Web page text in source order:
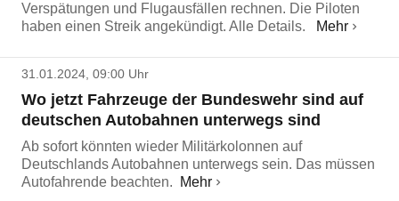
Verspätungen und Flugausfällen rechnen. Die Piloten
haben einen Streik angekündigt. Alle Details.
Mehr
31.01.2024, 09:00 Uhr
Wo jetzt Fahrzeuge der Bundeswehr sind auf
deutschen Autobahnen unterwegs sind
Ab sofort könnten wieder Militärkolonnen auf
Deutschlands Autobahnen unterwegs sein. Das müssen
Autofahrende beachten.
Mehr